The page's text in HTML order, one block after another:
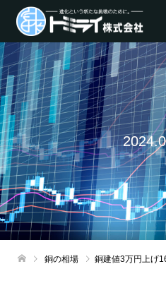
銅の相場 銅建値3万円上げ